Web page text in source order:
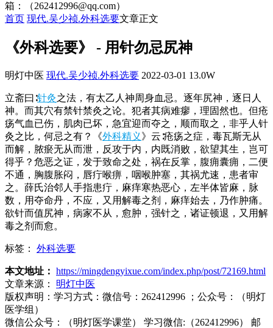
箱：（262412996@qq.com）
首页 现代.吴少祯.外科选要文章正文
《外科选要》 - 用针勿忌尻神
明灯中医 现代.吴少祯.外科选要 2022-03-01 13.0W
立斋曰∶针灸之法，有太乙人神周身血忌。逐年尻神，逐日人
神。而其穴有禁针禁灸之论。犯者其病难瘳，理固然也。但疮
疡气血已伤，肌肉已坏，急宜迎而夺之，顺而取之，非乎人针
灸之比，何忌之有？《外科精义 》云∶疮疡之症，毒瓦斯无从
而解，脓瘀无从而泄，反攻于内，内既消败，欲望其生，岂可
得乎？危恶之证，发于致命之处，祸在反掌，腹痈囊痈，二便
不通，胸腹胀闷，唇疔喉痹，咽喉肿塞，其祸尤速，患者审
之。薛氏治邻人手指患疔，麻痒寒热恶心，左半体皆麻，脉
数，用夺命丹，不应，又用解毒之剂，麻痒始去，乃作肿痛。
欲针而值尻神，病家不从，愈肿，强针之，诸证顿退，又用解
毒之剂而愈。
标签： 外科选要
本文地址： https://mingdengyixue.com/index.php/post/72169.html
文章来源：
明灯中医
版权声明： 学习方式：微信号：262412996 ；公众号：（明灯
医学组）
微信公众号：（明灯医学课堂） 学习微信:（262412996） 邮